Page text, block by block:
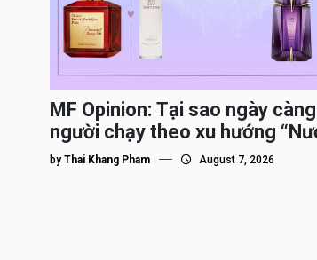
MF Opinion: Tại sao ngày
người chạy theo xu hướng
Dupe”?
by Thai Khang Pham August 7, 2026